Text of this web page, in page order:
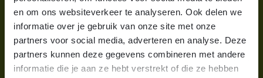
en om ons websiteverkeer te analyseren. Ook delen we
informatie over je gebruik van onze site met onze
partners voor social media, adverteren en analyse. Deze
partners kunnen deze gegevens combineren met andere
informatie die je aan ze hebt verstrekt of die ze hebben
Hoe vind ik een gastouder?
Voor gastouders
Gastouder worden bij 4Kids